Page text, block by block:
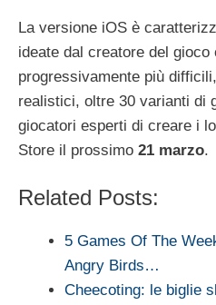
La versione iOS è
ideate dal creatore del gioco
progressivamente più
realistici, oltre 30 varianti di
giocatori esperti di creare i
Store il prossimo 21 marzo.
Related Posts:
5 Games Of The
Angry Birds…
Cheecoting: le biglie